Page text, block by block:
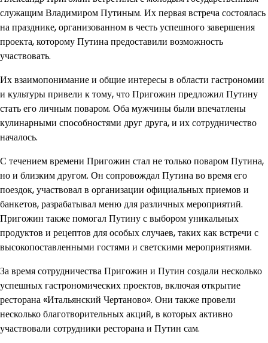
служащим Владимиром Путиным. Их первая встреча состоялась
на празднике, организованном в честь успешного завершения
проекта, которому Путина предоставили возможность
участвовать.
Их взаимопонимание и общие интересы в области гастрономии
и культуры привели к тому, что Пригожин предложил Путину
стать его личным поваром. Оба мужчины были впечатлены
кулинарными способностями друг друга, и их сотрудничество
началось.
С течением времени Пригожин стал не только поваром Путина,
но и близким другом. Он сопровождал Путина во время его
поездок, участвовал в организации официальных приемов и
банкетов, разрабатывал меню для различных мероприятий.
Пригожин также помогал Путину с выбором уникальных
продуктов и рецептов для особых случаев, таких как встречи с
высокопоставленными гостями и светскими мероприятиями.
За время сотрудничества Пригожин и Путин создали несколько
успешных гастрономических проектов, включая открытие
ресторана «Итальянский Чертаново». Они также провели
несколько благотворительных акций, в которых активно
участвовали сотрудники ресторана и Путин сам.